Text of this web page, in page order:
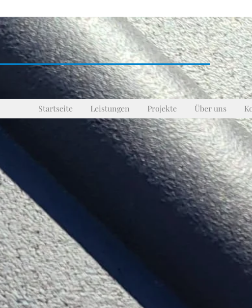
Startseite Leistungen Projekte Über uns